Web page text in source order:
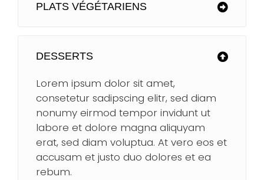
PLATS VÉGÉTARIENS
DESSERTS
Lorem ipsum dolor sit amet,
consetetur sadipscing elitr, sed diam
nonumy eirmod tempor invidunt ut
labore et dolore magna aliquyam
erat, sed diam voluptua. At vero eos et
accusam et justo duo dolores et ea
rebum.